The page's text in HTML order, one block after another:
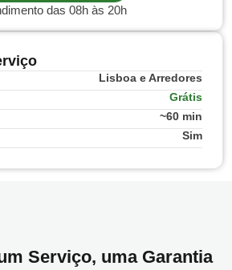
das 08h às 20h
Lisboa e Arredores
Grátis
~60 min
Sim
Serviço, uma Garantia